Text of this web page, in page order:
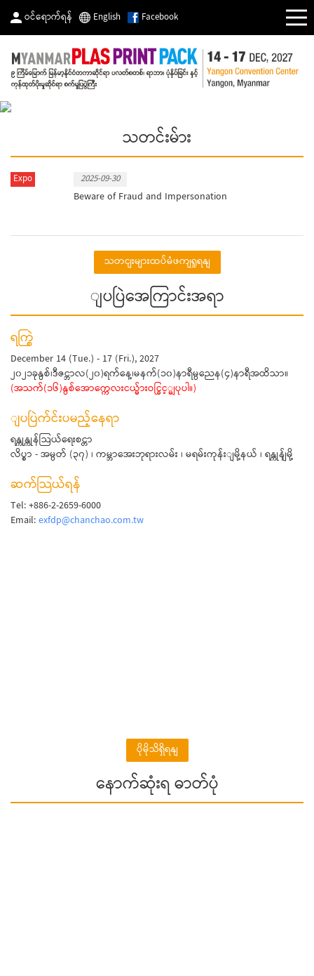
ဝင်ရောက်ရန် English Facebook
သတင်းမ်ား
Expo 2025-09-30
Beware of Fraud and Impersonation
သတငျးများထပ်မံဖကျရှုရနျ
ျပပြဲအေကြာင်းအရာ
ရက္စြဲ
December 14 (Tue.) - 17 (Fri.), 2027
၂၀၂၁ခုနွစ်၊ဒီဇင္ဘာလ(၂၀)ရက်နေ့၊မနက်(၁၀)နာရီမွညေန(၄)နာရီအထိသာ။
(အသက်(၁၆)နွစ်အောက္ကေလးငယ္မ်ားဝင္ခြင့္မျပုပါ။)
ျပပြဲက်င်းပမည့်နေရာ
ရန္ကုန္ကုန်သြယ်ရေးစင္တာ
လိပ္စာ - အမွတ် (၃၇) ၊ ကမ္ဘာအေးဘုရားလမ်း ၊ မရမ်းကုန်းျမို့နယ် ၊ ရန္ကုန်ျမို့
ဆက်သြယ်ရန်
Tel: +886-2-2659-6000
Email:exfdp@chanchao.com.tw
ပိုမိုသိရှိရနျ
နောက်ဆုံးရ ဓာတ်ပုံ